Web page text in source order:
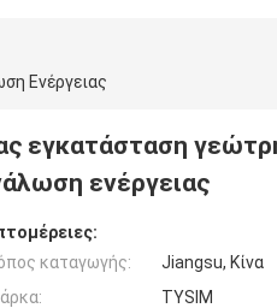
Ενέργειας
εγκατάσταση
ενέργειας
καταγωγής:
Jiangsu, Κίνα
TYSIM